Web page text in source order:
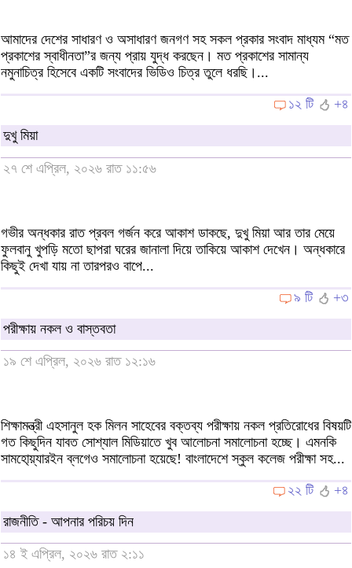
আমাদের দেশের সাধারণ ও অসাধারণ জনগণ সহ সকল প্রকার সংবাদ মাধ্যম “মত
প্রকাশের স্বাধীনতা”র জন্য প্রায় যুদ্ধ করছেন। মত প্রকাশের সামান্য
নমুনাচিত্র হিসেবে একটি সংবাদের ভিডিও চিত্র তুলে ধরছি।...
১২ টি
+৪
দুখু মিয়া
২৭ শে এপ্রিল, ২০২৬ রাত ১১:৫৬
গভীর অন্ধকার রাত প্রবল গর্জন করে আকাশ ডাকছে, দুখু মিয়া আর তার মেয়ে
ফুলবানু খুপড়ি মতো ছাপরা ঘরের জানালা দিয়ে তাকিয়ে আকাশ দেখেন। অন্ধকারে
কিছুই দেখা যায় না তারপরও বাপে...
৯ টি
+৩
পরীক্ষায় নকল ও বাস্তবতা
১৯ শে এপ্রিল, ২০২৬ রাত ১২:১৬
শিক্ষামন্ত্রী এহসানুল হক মিলন সাহেবের বক্তব্য পরীক্ষায় নকল প্রতিরোধের বিষয়টি
গত কিছুদিন যাবত সোশ্যাল মিডিয়াতে খুব আলোচনা সমালোচনা হচ্ছে। এমনকি
সামহো্য়্যারইন ব্লগেও সমালোচনা হয়েছে! বাংলাদেশে স্কুল কলেজ পরীক্ষা সহ...
২২ টি
+৪
রাজনীতি - আপনার পরিচয় দিন
১৪ ই এপ্রিল, ২০২৬ রাত ২:১১